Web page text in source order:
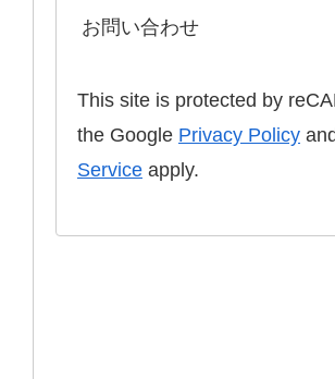
お問い合わせ
This site is protected by
the Google Privacy Policy
Service apply.